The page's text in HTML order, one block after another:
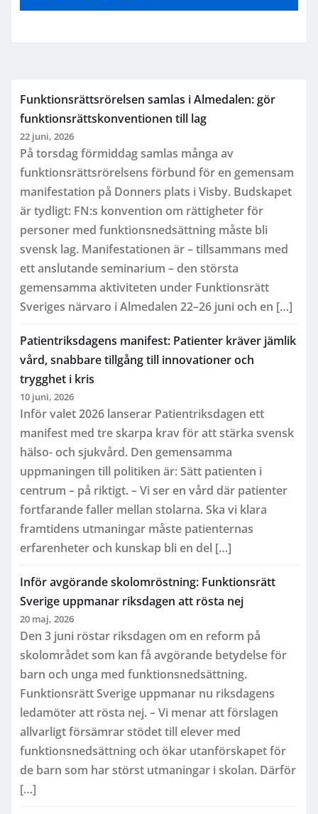
Funktionsrättsrörelsen samlas i Almedalen: gör
funktionsrättskonventionen till lag
22 juni, 2026
På torsdag förmiddag samlas många av
funktionsrättsrörelsens förbund för en gemensam
manifestation på Donners plats i Visby. Budskapet
är tydligt: FN:s konvention om rättigheter för
personer med funktionsnedsättning måste bli
svensk lag. Manifestationen är – tillsammans med
ett anslutande seminarium – den största
gemensamma aktiviteten under Funktionsrätt
Sveriges närvaro i Almedalen 22–26 juni och en […]
Patientriksdagens manifest: Patienter kräver jämlik
vård, snabbare tillgång till innovationer och
trygghet i kris
10 juni, 2026
Inför valet 2026 lanserar Patientriksdagen ett
manifest med tre skarpa krav för att stärka svensk
hälso- och sjukvård. Den gemensamma
uppmaningen till politiken är: Sätt patienten i
centrum – på riktigt. – Vi ser en vård där patienter
fortfarande faller mellan stolarna. Ska vi klara
framtidens utmaningar måste patienternas
erfarenheter och kunskap bli en del […]
Inför avgörande skolomröstning: Funktionsrätt
Sverige uppmanar riksdagen att rösta nej
20 maj, 2026
Den 3 juni röstar riksdagen om en reform på
skolområdet som kan få avgörande betydelse för
barn och unga med funktionsnedsättning.
Funktionsrätt Sverige uppmanar nu riksdagens
ledamöter att rösta nej. – Vi menar att förslagen
allvarligt försämrar stödet till elever med
funktionsnedsättning och ökar utanförskapet för
de barn som har störst utmaningar i skolan. Därför
[…]